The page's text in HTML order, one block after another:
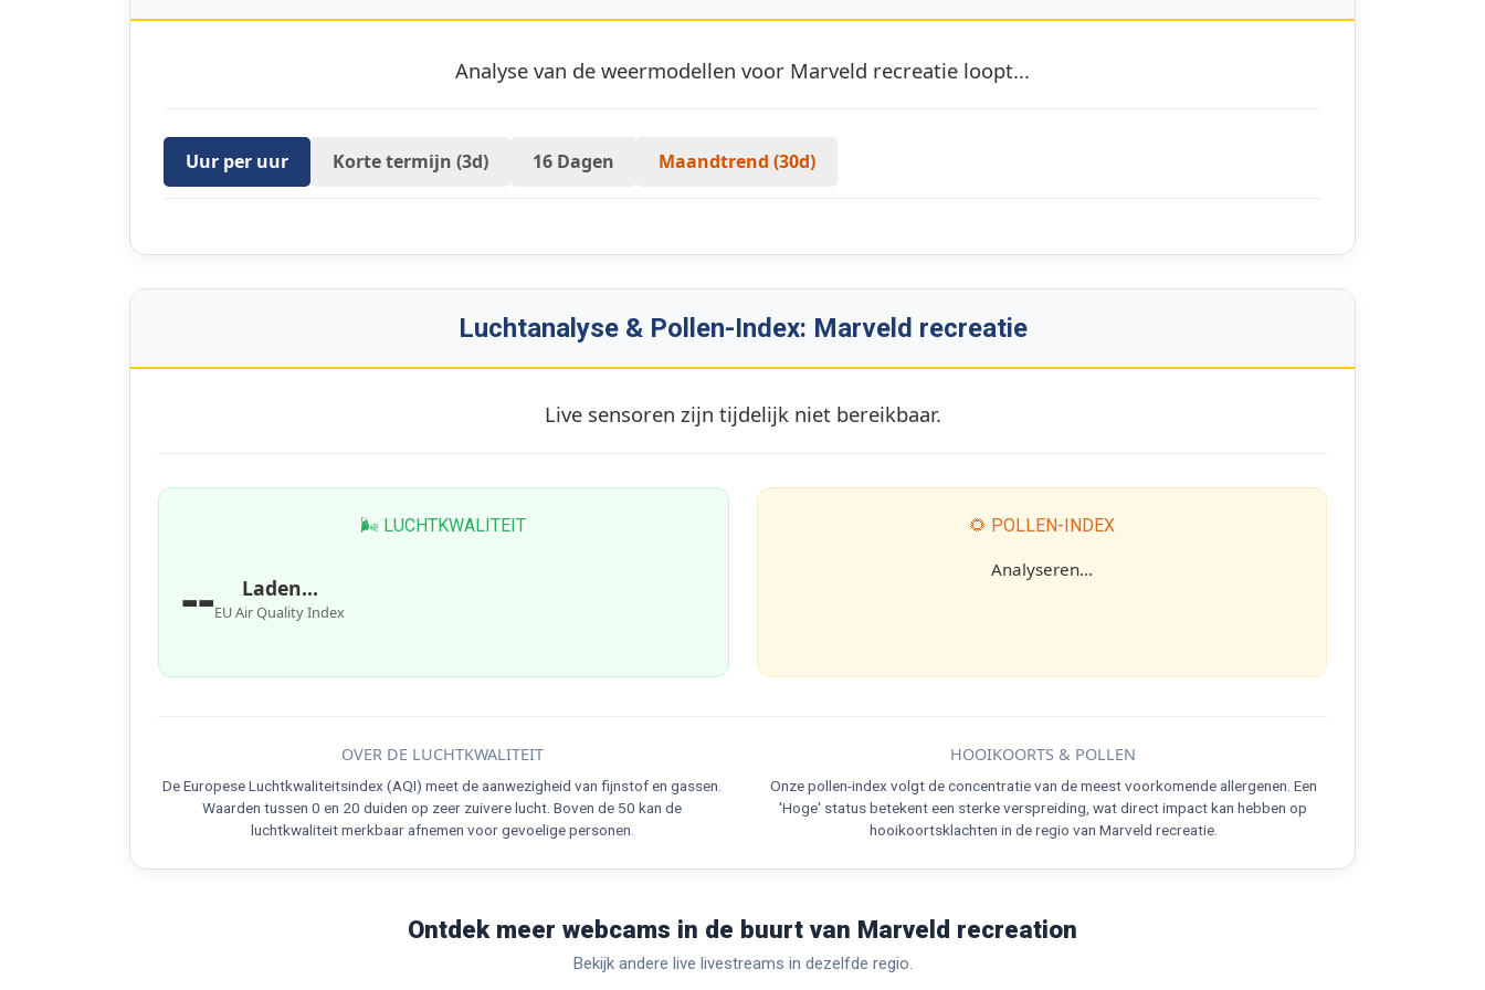
Analyse van de weermodellen voor Marveld recreatie loopt...
Uur per uur Korte termijn (3d) 16 Dagen Maandtrend (30d)
Luchtanalyse & Pollen-Index: Marveld recreatie
Live sensoren zijn tijdelijk niet bereikbaar.
🌬 LUCHTKWALITEIT
-- Laden...
EU Air Quality Index
🌻 POLLEN-INDEX
Analyseren...
OVER DE LUCHTKWALITEIT
De Europese Luchtkwaliteitsindex (AQI) meet de aanwezigheid van fijnstof en gassen.
Waarden tussen 0 en 20 duiden op zeer zuivere lucht. Boven de 50 kan de
luchtkwaliteit merkbaar afnemen voor gevoelige personen.
HOOIKOORTS & POLLEN
Onze pollen-index volgt de concentratie van de meest voorkomende allergenen. Een
'Hoge' status betekent een sterke verspreiding, wat direct impact kan hebben op
hooikoortsklachten in de regio van Marveld recreatie.
Ontdek meer webcams in de buurt van Marveld recreation
Bekijk andere live livestreams in dezelfde regio.